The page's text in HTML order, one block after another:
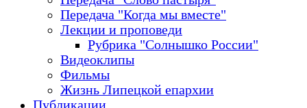
Передача "Когда мы вместе"
Лекции и проповеди
Рубрика "Солнышко России"
Видеоклипы
Фильмы
Жизнь Липецкой епархии
Публикации